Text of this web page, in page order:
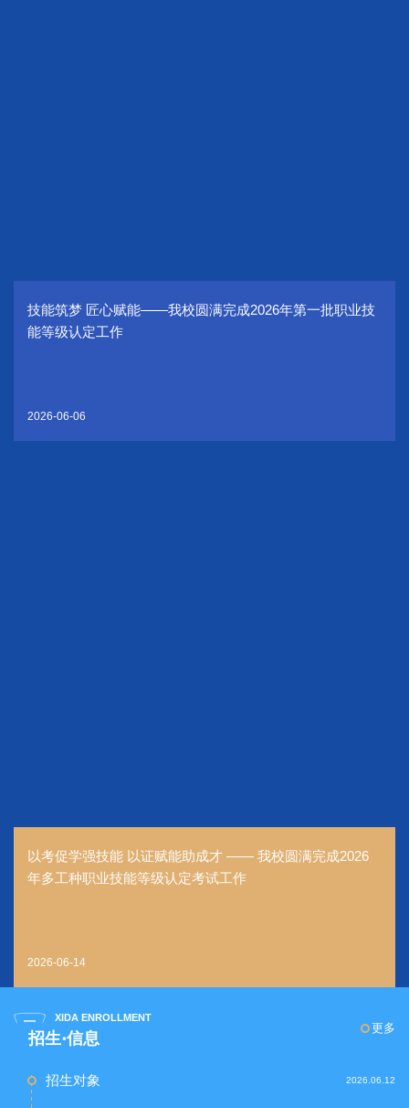
技能筑梦 匠心赋能——我校圆满完成2026年第一批职业技
能等级认定工作
2026-06-06
以考促学强技能 以证赋能助成才 —— 我校圆满完成2026
年多工种职业技能等级认定考试工作
2026-06-14
XIDA ENROLLMENT
招生·信息
更多
招生对象 2026.06.12